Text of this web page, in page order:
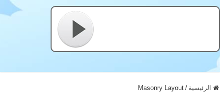
الرئيسية /
Masonry Layout